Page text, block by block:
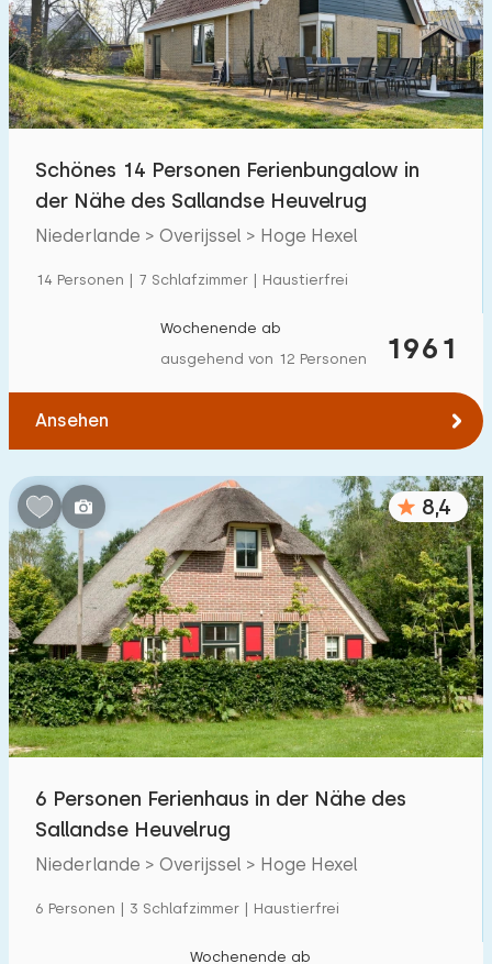
Schönes 14 Personen Ferienbungalow in
der Nähe des Sallandse Heuvelrug
Niederlande > Overijssel > Hoge Hexel
14 Personen | 7 Schlafzimmer | Haustierfrei
1961
Wochenende ab
ausgehend von 12 Personen
Ansehen
8,4
6 Personen Ferienhaus in der Nähe des
Sallandse Heuvelrug
Niederlande > Overijssel > Hoge Hexel
6 Personen | 3 Schlafzimmer | Haustierfrei
Wochenende ab